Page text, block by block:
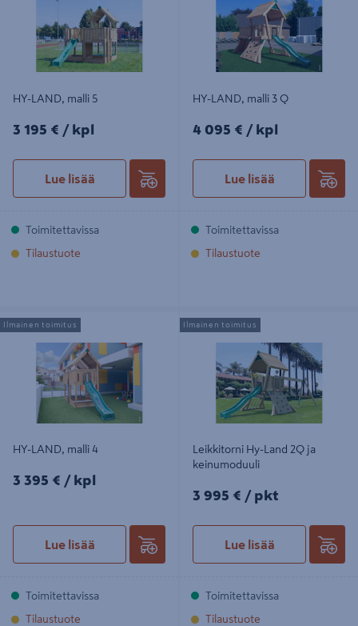
HY-LAND, malli 5
3195€/kpl
3 195 € / kpl
Lue lisää
Toimitettavissa
Tilaustuote
HY-LAND, malli 3 Q
4095€/kpl
4 095 € / kpl
Lue lisää
Toimitettavissa
Tilaustuote
HY-LAND, malli 4
HY-LAND, malli 4
3395€/kpl
3 395 € / kpl
Lue lisää
Ilmainen toimitus
Toimitettavissa
Tilaustuote
Leikkitorni Hy-Land 2Q ja
keinumoduuli
Leikkitorni Hy-Land 2Q ja
keinumoduuli
3995€/pkt
3 995 € / pkt
Lue lisää
Ilmainen toimitus
Toimitettavissa
Tilaustuote